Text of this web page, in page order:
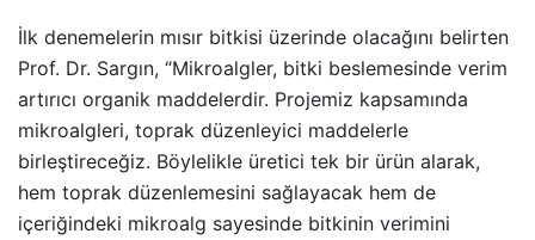
İlk denemelerin mısır bitkisi üzerinde olacağını belirten
Prof. Dr. Sargın, “Mikroalgler, bitki beslemesinde verim
artırıcı organik maddelerdir. Projemiz kapsamında
mikroalgleri, toprak düzenleyici maddelerle
birleştireceğiz. Böylelikle üretici tek bir ürün alarak,
hem toprak düzenlemesini sağlayacak hem de
içeriğindeki mikroalg sayesinde bitkinin verimini